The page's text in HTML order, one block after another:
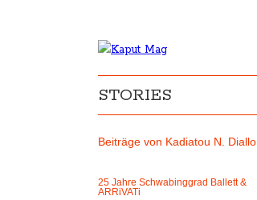
STORIES
Beiträge von Kadiatou N. Diallo
25 Jahre Schwabinggrad Ballett &
ARRiVATi